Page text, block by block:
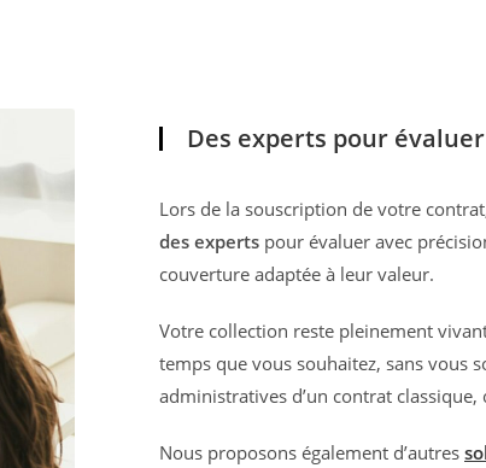
Des experts pour
Lors de la souscription de votre
des experts pour évaluer avec
couverture adaptée à leur valeur.
Votre collection reste pleinement
temps que vous souhaitez, sans vous
administratives d’un contrat
Nous proposons également d’autres